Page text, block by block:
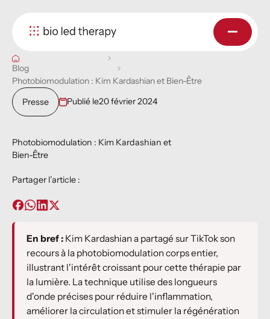
Blog
Photobiomodulation : Kim Kardashian et Bien-Être
Presse
Publié le20 février 2024
Photobiomodulation : Kim Kardashian et
Bien-Être
Partager l’article :
En bref : Kim Kardashian a partagé sur TikTok son
recours à la photobiomodulation corps entier,
illustrant l'intérêt croissant pour cette thérapie par
la lumière. La technique utilise des longueurs
d'onde précises pour réduire l'inflammation,
améliorer la circulation et stimuler la régénération